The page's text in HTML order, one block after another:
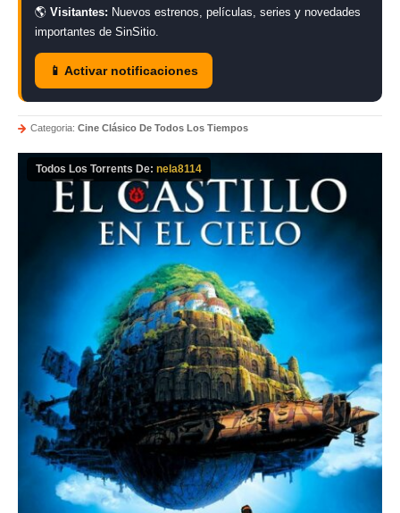
🌎 Visitantes: Nuevos estrenos, películas, series y novedades
importantes de SinSitio.
📱 Activar notificaciones
Categoria: Cine Clásico De Todos Los Tiempos
Todos Los Torrents De: nela8114